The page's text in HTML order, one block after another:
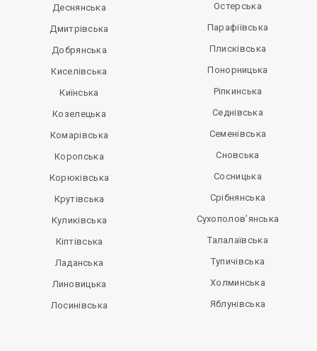
Деснянська
Дмитрівська
Добрянська
Киселівська
Киїнська
Козелецька
Комарівська
Коропська
Корюківська
Крутівська
Куликівська
Кіптівська
Ладанська
Линовицька
Лосинівська
Остерська
Парафіївська
Плисківська
Понорницька
Ріпкинська
Седнівська
Семенівська
Сновська
Сосницька
Срібнянська
Сухополов’янська
Талалаївська
Тупичівська
Холминська
Яблунівська